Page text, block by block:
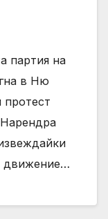
партия на
в Ню
движение…